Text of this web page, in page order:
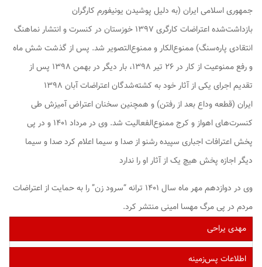
جمهوری اسلامی ایران (به دلیل پوشیدن یونیفورم کارگران
بازداشت‌شده اعتراضات کارگری ۱۳۹۷ خوزستان در کنسرت و انتشار نماهنگ
انتقادی پاره‌سنگ) ممنوع‌الکار و ممنوع‌التصویر شد. پس از گذشت شش ماه
و رفع ممنوعیت از کار در ۲۶ تیر ۱۳۹۸، بار دیگر در بهمن ۱۳۹۸ پس از
تقدیم اجرای یکی از آثار خود به کشته‌شدگان اعتراضات آبان ۱۳۹۸
ایران (قطعه وداع بعد از رفتن) و همچنین سخنان اعتراض آمیزش طی
کنسرت‌های اهواز و کرج ممنوع‌الفعالیت شد. وی در مرداد ۱۴۰۱ و در پی
پخش اعترافات اجباری سپیده رشنو از صدا و سیما اعلام کرد صدا و سیما
دیگر اجازه پخش هیچ یک از آثار او را ندارد
وی در دوازدهم مهر ماه سال ۱۴۰۱ ترانه “سرود زن” را به حمایت از اعتراضات
مردم در پی مرگ مهسا امینی منتشر کرد.
مهدی یراحی
اطلاعات پس‌زمینه